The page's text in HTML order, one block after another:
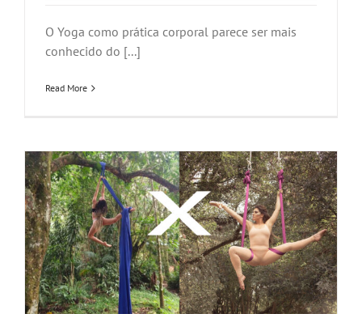
O Yoga como prática corporal parece ser mais
conhecido do [...]
Read More